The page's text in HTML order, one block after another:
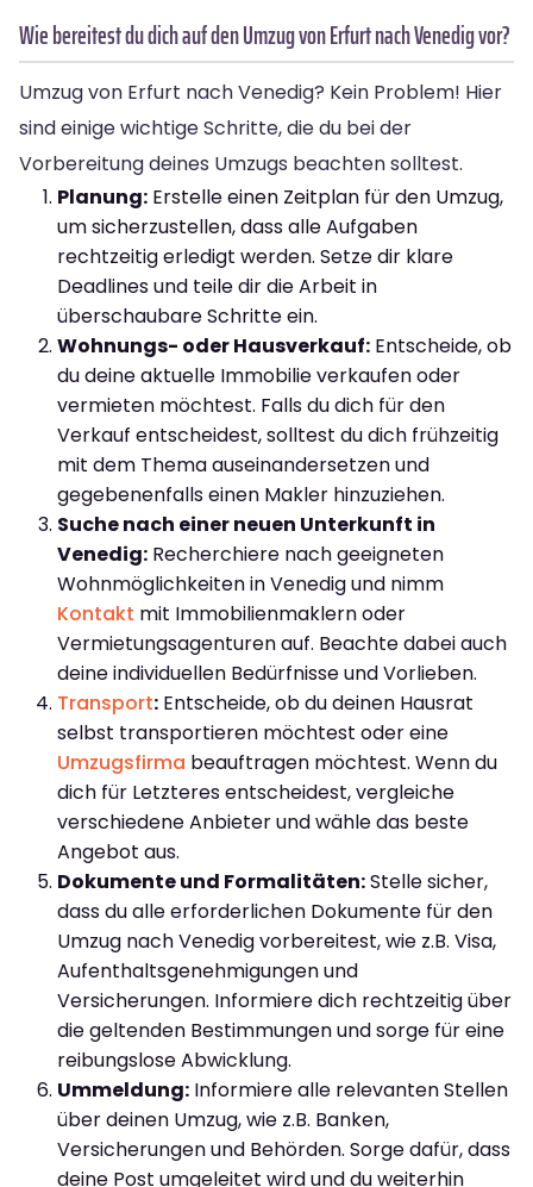
Wie bereitest du dich auf den Umzug von Erfurt nach Venedig vor?
Umzug von Erfurt nach Venedig? Kein Problem! Hier
sind einige wichtige Schritte, die du bei der
Vorbereitung deines Umzugs beachten solltest.
Planung: Erstelle einen Zeitplan für den Umzug,
um sicherzustellen, dass alle Aufgaben
rechtzeitig erledigt werden. Setze dir klare
Deadlines und teile dir die Arbeit in
überschaubare Schritte ein.
Wohnungs- oder Hausverkauf: Entscheide, ob
du deine aktuelle Immobilie verkaufen oder
vermieten möchtest. Falls du dich für den
Verkauf entscheidest, solltest du dich frühzeitig
mit dem Thema auseinandersetzen und
gegebenenfalls einen Makler hinzuziehen.
Suche nach einer neuen Unterkunft in
Venedig: Recherchiere nach geeigneten
Wohnmöglichkeiten in Venedig und nimm
Kontakt mit Immobilienmaklern oder
Vermietungsagenturen auf. Beachte dabei auch
deine individuellen Bedürfnisse und Vorlieben.
Transport: Entscheide, ob du deinen Hausrat
selbst transportieren möchtest oder eine
Umzugsfirma beauftragen möchtest. Wenn du
dich für Letzteres entscheidest, vergleiche
verschiedene Anbieter und wähle das beste
Angebot aus.
Dokumente und Formalitäten:Stelle sicher,
dass du alle erforderlichen Dokumente für den
Umzug nach Venedig vorbereitest, wie z.B. Visa,
Aufenthaltsgenehmigungen und
Versicherungen. Informiere dich rechtzeitig über
die geltenden Bestimmungen und sorge für eine
reibungslose Abwicklung.
Ummeldung: Informiere alle relevanten Stellen
über deinen Umzug, wie z.B. Banken,
Versicherungen und Behörden. Sorge dafür, dass
deine Post umgeleitet wird und du weiterhin